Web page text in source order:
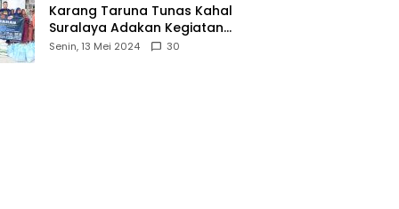
Karang Taruna Tunas Kahal
Suralaya Adakan Kegiatan
Bansos Terhadap Kaum
Senin, 13 Mei 2024 30